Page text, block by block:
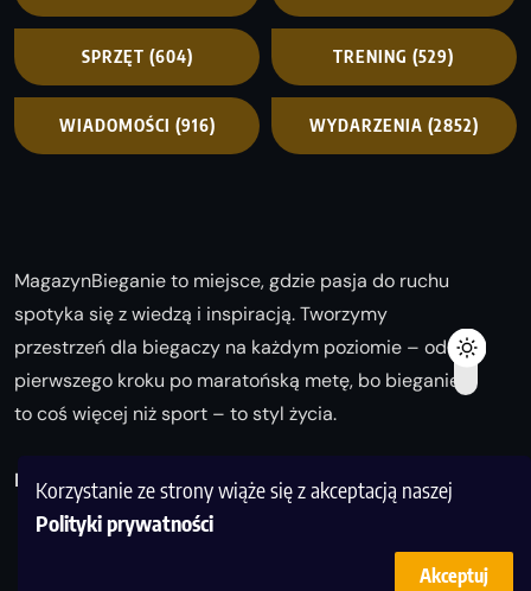
Korzystanie ze strony wiąże się z akceptacją naszej
Polityki prywatności
Akceptuj
SPRZĘT (604) TRENING (529)
WIADOMOŚCI (916) WYDARZENIA (2852)
MagazynBieganie to miejsce, gdzie pasja do ruchu
spotyka się z wiedzą i inspiracją. Tworzymy
przestrzeń dla biegaczy na każdym poziomie – od
pierwszego kroku po maratońską metę, bo bieganie
to coś więcej niż sport – to styl życia.
Biegaj z nami i odkrywaj swoją najlepszą wersję!